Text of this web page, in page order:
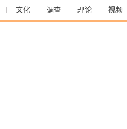
文化 调查 理论 视频